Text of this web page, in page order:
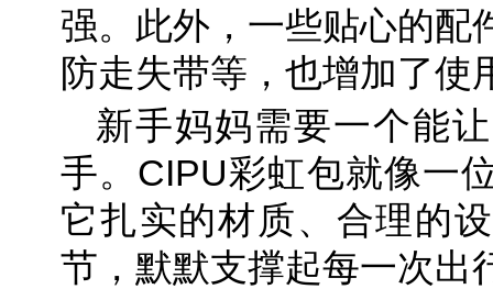
强。此外，一些贴心的配
防走失带等，也增加了使
新手妈妈需要一个能
手。CIPU彩虹包就像一
它扎实的材质、合理的
节，默默支撑起每一次出